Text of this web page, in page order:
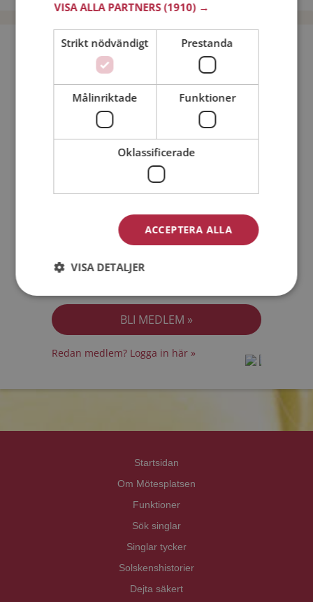
Bli medlem utan kostnad!
Jag är en: Man Kvinna
Min ålder:
Jag accepterarMedlemsvillkoren
Redan medlem? Logga in här »
Startsidan
Om Mötesplatsen
Funktioner
Sök singlar
Singlar tycker
Solskenshistorier
Dejta säkert
VISA ALLA PARTNERS(1910) →
Strikt nödvändigt Prestanda
Målinriktade Funktioner
Oklassificerade
ACCEPTERA ALLA
VISA DETALJER